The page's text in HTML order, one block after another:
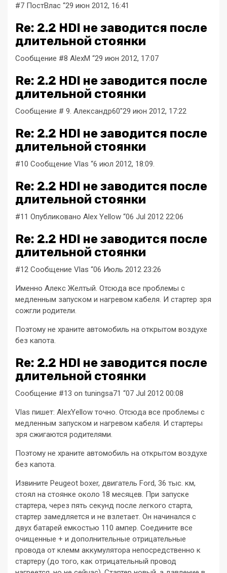
#7 ПостВлас “29 июн 2012, 16:41
Re: 2.2 HDI не заводится после
длительной стоянки
Сообщение #8 AlexM “29 июн 2012, 17:07
Re: 2.2 HDI не заводится после
длительной стоянки
Сообщение # 9. Александр60″29 июн 2012, 17:22
Re: 2.2 HDI не заводится после
длительной стоянки
#10 Сообщение Vlas “6 июл 2012, 18:09.
Re: 2.2 HDI не заводится после
длительной стоянки
#11 Опубликовано Alex Yellow “06 Jul 2012 22:06
Re: 2.2 HDI не заводится после
длительной стоянки
#12 Сообщение Vlas “06 Июль 2012 23:26
Именно Алекс Желтый. Отсюда все проблемы с
медленным запуском и нагревом кабеля. И стартер зря
сожгли родители.
Поэтому не храните автомобиль на открытом воздухе
без капота.
Re: 2.2 HDI не заводится после
длительной стоянки
Сообщение #13 on tuningsa71 “07 Jul 2012 00:08
Vlas пишет: AlexYellow точно. Отсюда все проблемы с
медленным запуском и нагревом кабеля. И стартеры
зря сжигаются родителями.
Поэтому не храните автомобиль на открытом воздухе
без капота.
Извините Peugeot boxer, двигатель Ford, 36 тыс. км,
стоял на стоянке около 18 месяцев. При запуске
стартера, через пять секунд после легкого старта,
стартер замедляется и не взлетает. Он начинался с
двух батарей емкостью 110 ампер. Соедините все
очищенные + и дополнительные отрицательные
провода от клемм аккумулятора непосредственно к
стартеру (до того, как отрицательный провод